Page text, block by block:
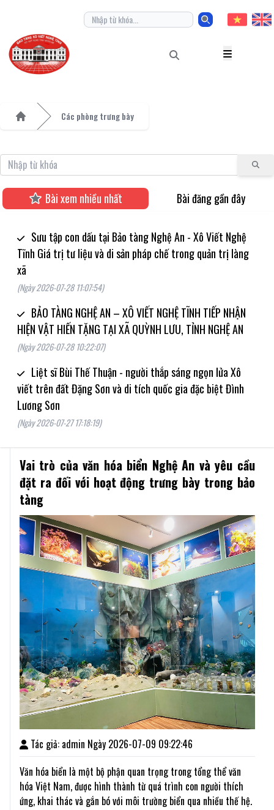
Các phòng trưng bày
Bài xem nhiều nhất Bài đăng gần đây
Sưu tập con dấu tại Bảo tàng Nghệ An - Xô Viết Nghệ
Tĩnh Giá trị tư liệu và di sản pháp chế trong quản trị làng
xã
(Ngày 2026-07-28 11:07:54)
BẢO TÀNG NGHỆ AN – XÔ VIẾT NGHỆ TĨNH TIẾP NHẬN
HIỆN VẬT HIẾN TẶNG TẠI XÃ QUỲNH LƯU, TỈNH NGHỆ AN
(Ngày 2026-07-28 10:22:07)
Liệt sĩ Bùi Thế Thuận - người thắp sáng ngọn lửa Xô
viết trên đất Đặng Sơn và di tích quốc gia đặc biệt Đình
Lương Sơn
(Ngày 2026-07-27 17:18:19)
Vai trò của văn hóa biển Nghệ An và yêu cầu
đặt ra đối với hoạt động trưng bày trong bảo
tàng
Tác giả: admin Ngày 2026-07-09 09:22:46
Văn hóa biển là một bộ phận quan trọng trong tổng thể văn
hóa Việt Nam, được hình thành từ quá trình con người thích
ứng, khai thác và gắn bó với môi trường biển qua nhiều thế hệ.